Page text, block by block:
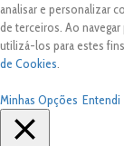
analisar e personalizar
de terceiros. Ao
utilizá-los para estes
de Cookies.
Minhas Opções Entendi